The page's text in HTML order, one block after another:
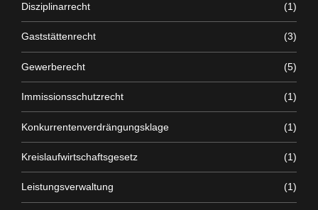
Disziplinarrecht (1)
Gaststättenrecht (3)
Gewerberecht (5)
Immissionsschutzrecht (1)
Konkurrentenverdrängungsklage (1)
Kreislaufwirtschaftsgesetz (1)
Leistungsverwaltung (1)